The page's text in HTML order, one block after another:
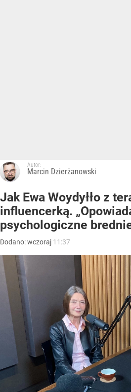
Autor:
Marcin Dzierżanowski
Jak Ewa Woydyłło z
influencerką.
psychologiczne
Dodano:wczoraj 11:37